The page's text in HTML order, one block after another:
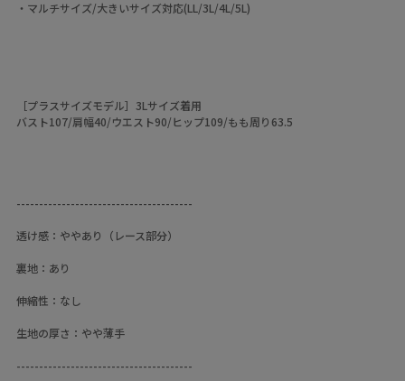
・マルチサイズ/大きいサイズ対応(LL/3L/4L/5L)
［プラスサイズモデル］3Lサイズ着用
バスト107/肩幅40/ウエスト90/ヒップ109/もも周り63.5
---------------------------------------
透け感：ややあり（レース部分）
裏地：あり
伸縮性：なし
生地の厚さ：やや薄手
---------------------------------------